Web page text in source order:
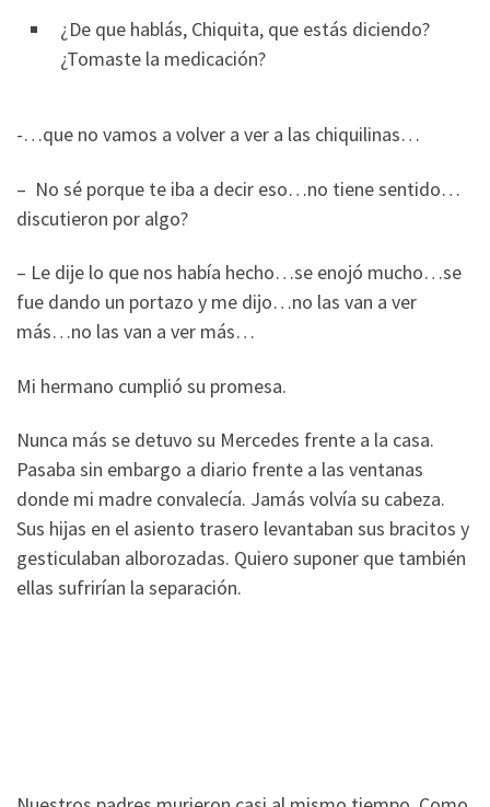
¿De que hablás, Chiquita, que estás diciendo?
¿Tomaste la medicación?
-…que no vamos a volver a ver a las chiquilinas…
– No sé porque te iba a decir eso…no tiene sentido…
discutieron por algo?
– Le dije lo que nos había hecho…se enojó mucho…se
fue dando un portazo y me dijo…no las van a ver
más…no las van a ver más…
Mi hermano cumplió su promesa.
Nunca más se detuvo su Mercedes frente a la casa.
Pasaba sin embargo a diario frente a las ventanas
donde mi madre convalecía. Jamás volvía su cabeza.
Sus hijas en el asiento trasero levantaban sus bracitos y
gesticulaban alborozadas. Quiero suponer que también
ellas sufrirían la separación.